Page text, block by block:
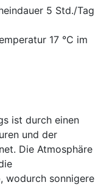
5 Std./Tag
17 °C im
ist durch einen
und der
Die Atmosphäre
wodurch sonnigere